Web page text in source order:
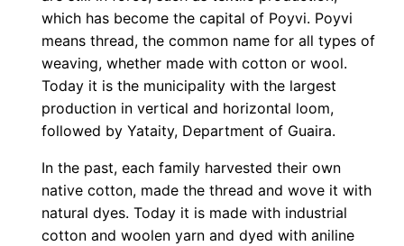
which has become the capital of Poyvi. Poyvi
means thread, the common name for all types of
weaving, whether made with cotton or wool.
Today it is the municipality with the largest
production in vertical and horizontal loom,
followed by Yataity, Department of Guaira.
In the past, each family harvested their own
native cotton, made the thread and wove it with
natural dyes. Today it is made with industrial
cotton and woolen yarn and dyed with aniline